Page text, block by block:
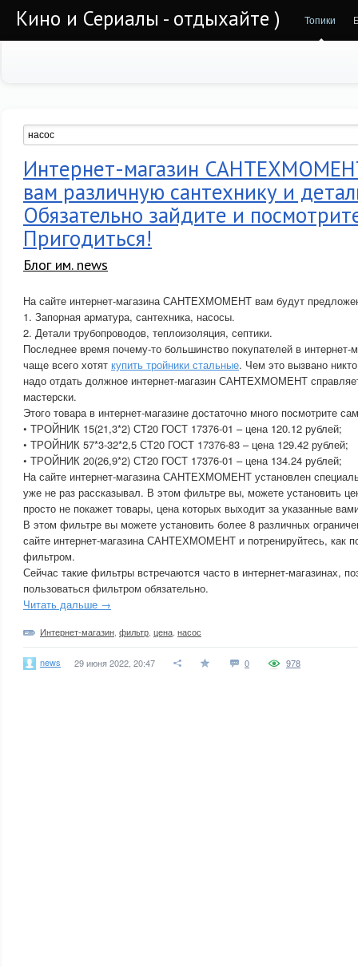
Кино и Сериалы - отдыхайте ) Топики
Интернет-магазин
вам различную сантехнику и
Обязательно зайдите и
Пригодиться!
Блог им. news
На сайте интернет-магазина САНТЕХМОМЕНТ вам будут
1. Запорная арматура, сантехника, насосы.
2. Детали трубопроводов, теплоизоляция, септики.
Последнее время почему-то большинство покупателей в
чаще всего хотят купить тройники стальные. Чем это вызвано
надо отдать должное интернет-магазин САНТЕХМОМЕНТ
мастерски.
Этого товара в интернет-магазине достаточно много посмотрите
• ТРОЙНИК 15(21,3*2) СТ20 ГОСТ 17376-01 – цена 120.12 рублей;
• ТРОЙНИК 57*3-32*2,5 СТ20 ГОСТ 17376-83 – цена 129.42 рублей;
• ТРОЙНИК 20(26,9*2) СТ20 ГОСТ 17376-01 – цена 134.24 рублей;
На сайте интернет-магазина САНТЕХМОМЕНТ установлен
уже не раз рассказывал. В этом фильтре вы, можете установить
просто не покажет товары, цена которых выходит за указанные
В этом фильтре вы можете установить более 8 различных
сайте интернет-магазина САНТЕХМОМЕНТ и потренируйтесь, как
фильтром.
Сейчас такие фильтры встречаются часто в интернет-магазинах,
пользоваться фильтром обязательно.
Читать дальше →
Интернет-магазин фильтр цена насос
news 29 июня 2022, 20:47 0 978